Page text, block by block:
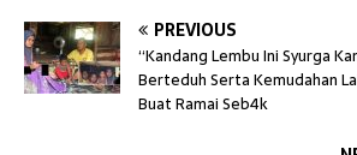
PREVIOUS
“Kandang Lembu Ini Syurga
Berteduh Serta Kemudahan
Buat Ramai Seb4k